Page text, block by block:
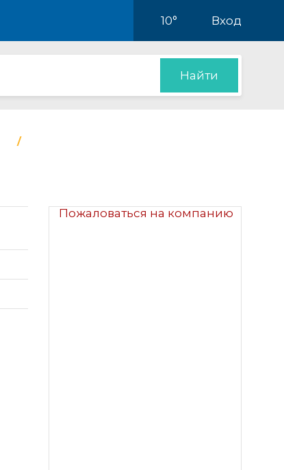
10° Вход
Найти
Пожаловаться на компанию